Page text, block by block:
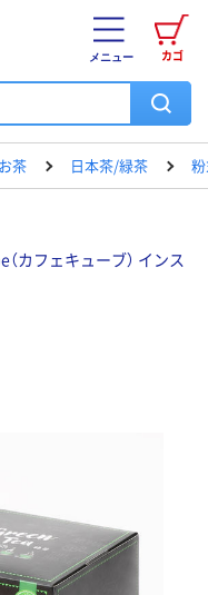
カゴ
メニュー
お茶 日本茶/緑茶
（カフェキューブ） インス